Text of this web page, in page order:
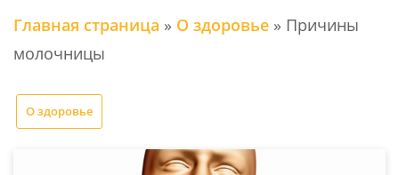
Главная страница » О здоровье » Причины
молочницы
О здоровье